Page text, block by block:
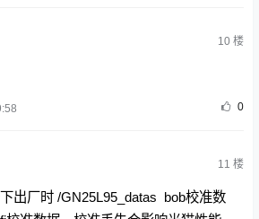
10楼
0
11 楼
出厂时 /GN25L95_datas bob校准数